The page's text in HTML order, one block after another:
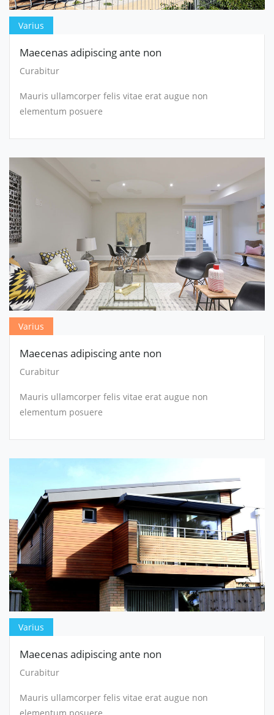
Varius
Maecenas adipiscing ante non
Curabitur
Mauris ullamcorper felis vitae erat augue non
elementum posuere
Varius
Maecenas adipiscing ante non
Curabitur
Mauris ullamcorper felis vitae erat augue non
elementum posuere
Varius
Maecenas adipiscing ante non
Curabitur
Mauris ullamcorper felis vitae erat augue non